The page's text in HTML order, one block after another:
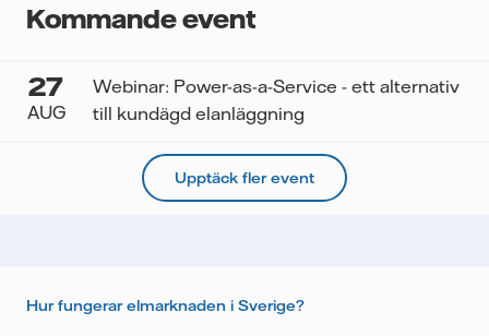
Kommande event
27
AUG
Webinar: Power-as-a-Service - ett alternativ
till kundägd elanläggning
Upptäck fler event
Hur fungerar elmarknaden i Sverige?